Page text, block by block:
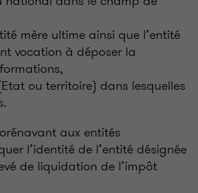
mère ultime ainsi que l’entité
vocation à déposer la
ou territoire) dans lesquelles
aux entités
l’identité de l’entité désignée
de liquidation de l’impôt